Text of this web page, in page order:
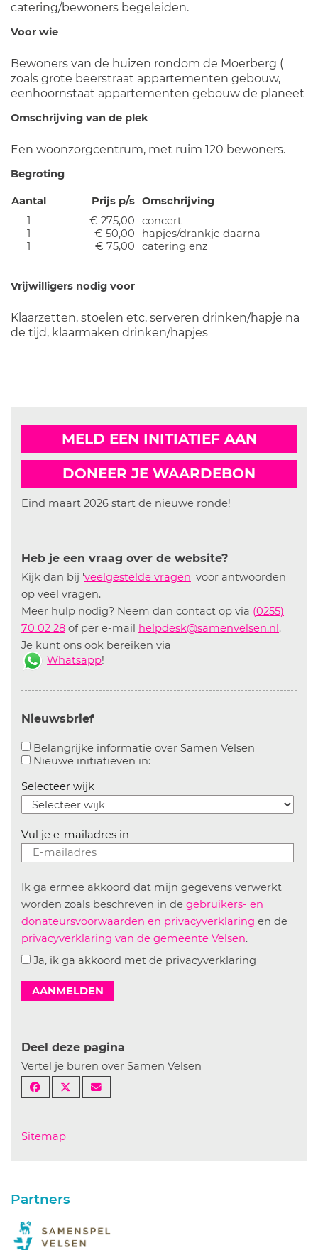
catering/bewoners begeleiden.
Voor wie
Bewoners van de huizen rondom de Moerberg (
zoals grote beerstraat appartementen gebouw,
eenhoornstaat appartementen gebouw de planeet
Omschrijving van de plek
Een woonzorgcentrum, met ruim 120 bewoners.
Begroting
Aantal Prijs p/s Omschrijving
1
€ 275,00
concert
1
€ 50,00
hapjes/drankje daarna
1
€ 75,00 catering enz
Vrijwilligers nodig voor
Klaarzetten, stoelen etc, serveren drinken/hapje na
de tijd, klaarmaken drinken/hapjes
MELD EEN INITIATIEF AAN
DONEER JE WAARDEBON
Eind maart 2026 start de nieuwe ronde!
Heb je een vraag over de website?
Kijk dan bij 'veelgestelde vragen' voor antwoorden
op veel vragen.
Meer hulp nodig? Neem dan contact op via (0255)
70 02 28 of per e-mail helpdesk@samenvelsen.nl.
Je kunt ons ook bereiken via
Whatsapp!
Nieuwsbrief
Belangrijke informatie over Samen Velsen
Nieuwe initiatieven in:Aanvinken om informatie over
Selecteer wijk
Vul je e-mailadres in
Ik ga ermee akkoord dat mijn gegevens verwerkt
worden zoals beschreven in de gebruikers- en
donateursvoorwaarden en privacyverklaring en de
privacyverklaring van de gemeente Velsen.
Ja, ik ga akkoord met de privacyverklaring
AANMELDEN
Deel deze pagina
Vertel je buren over Samen Velsen
Sitemap
Partners